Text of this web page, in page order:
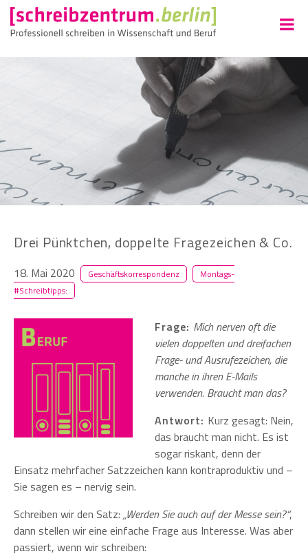
Drei Pünktchen, doppelte Fragezeichen & Co.
18. Mai 2020 Geschäftskorrespondenz
Montags-
#Schreibtipps:
Frage: Mich nerven oft die
vielen doppelten und dreifachen
Frage- und Ausrufezeichen, die
manche in ihren E-Mails
verwenden. Braucht man das?
Antwort: Kurz gesagt: Nein,
das braucht man nicht. Es ist
sogar riskant, denn der
Einsatz mehrfacher Satzzeichen kann kontraproduktiv und –
Sie sagen es – nervig sein.
Schreiben wir den Satz: „Werden Sie auch auf der Messe sein?“,
dann stellen wir eine einfache Frage aus Interesse. Was aber
passiert, wenn wir schreiben: